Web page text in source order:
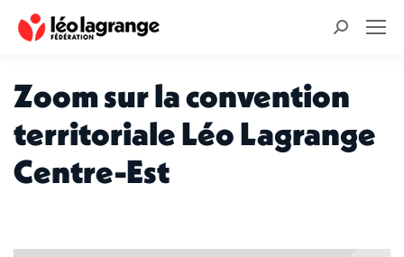
Recherche
Zoom sur la convention
territoriale Léo Lagrange
Centre-Est